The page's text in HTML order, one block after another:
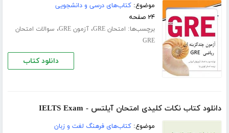
موضوع:کتاب‌های درسی و دانشجویی
۲۴ صفحه
برچسب‌ها: امتحان GRE ،آزمون GRE ، سوالات امتحان
GRE
دانلود کتاب
دانلود کتاب نکات کلیدی امتحان آیلتس - IELTS Exam
موضوع:کتاب‌های فرهنگ لغت و زبان